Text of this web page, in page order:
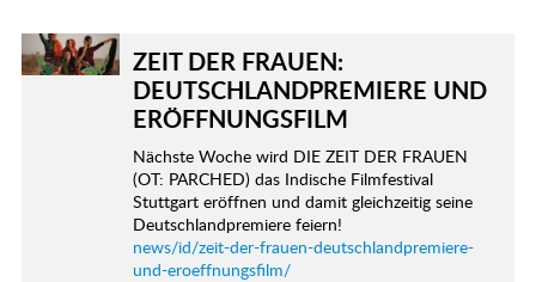
ZEIT DER FRAUEN:
DEUTSCHLANDPREMIERE UND
ERÖFFNUNGSFILM
Nächste Woche wird DIE ZEIT DER FRAUEN
(OT: PARCHED) das Indische Filmfestival
Stuttgart eröffnen und damit gleichzeitig seine
Deutschlandpremiere feiern!
news/id/zeit-der-frauen-deutschlandpremiere-
und-eroeffnungsfilm/